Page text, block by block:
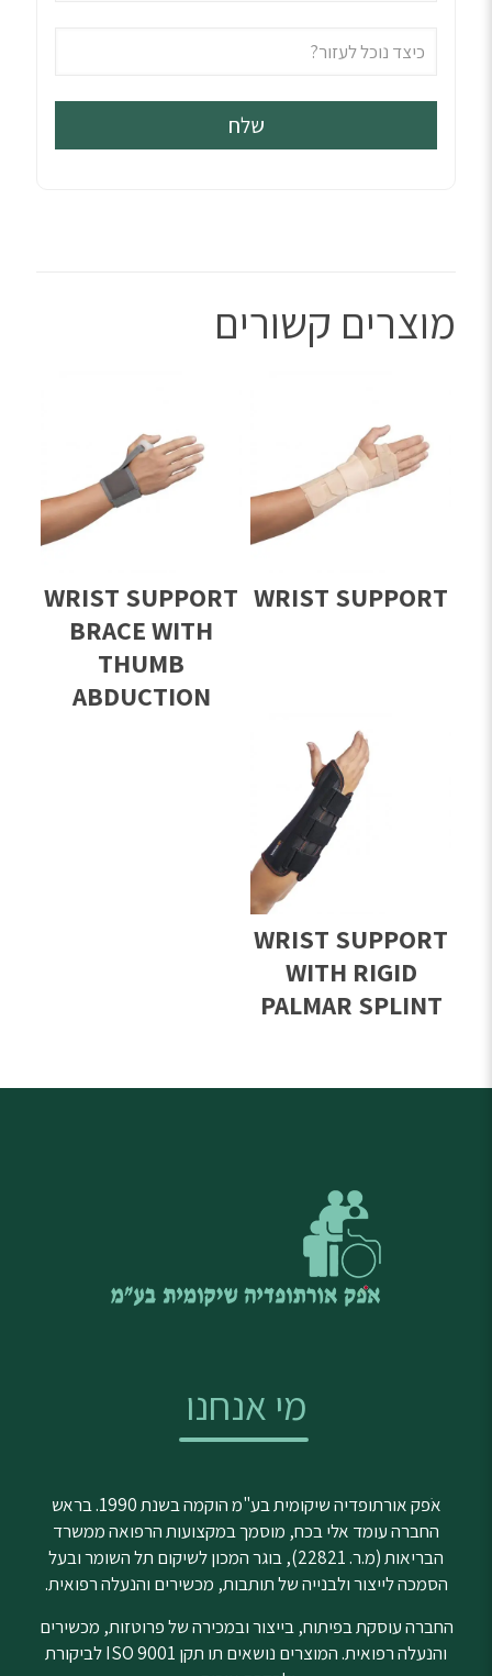
מוצרים קשורים
WRIST SUPPORT
WRIST SUPPORT
BRACE WITH
THUMB
ABDUCTION
WRIST SUPPORT
WITH RIGID
PALMAR SPLINT
מי אנחנו
אֹפק אורתופדיה שיקומית בע"מ הוקמה בשנת 1990. בראש
החברה עומד אלי בכח, מוסמך במקצועות הרפואה ממשרד
הבריאות (מ.ר. 22821), בוגר המכון לשיקום תל השומר ובעל
הסמכה לייצור ולבנייה של תותבות, מכשירים והנעלה רפואית.
החברה עוסקת בפיתוח, בייצור ובמכירה של פרוטזות, מכשירים
והנעלה רפואית. המוצרים נושאים תו תקן ISO 9001 לביקורת